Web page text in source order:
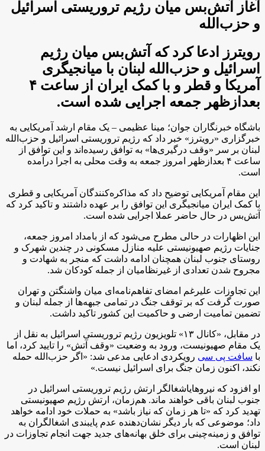
آغاز آتش‌بس میان رژیم تروریستی اسرائیل
و حزب‌الله
رویترز ادعا کرد که آتش‌بس میان رژیم
اسرائیل و حزب‌الله لبنان با میانجیگری
آمریکا و قطر و با کمک ایران از ساعت ۴
بعدازظهر جمعه اجرایی شده است.
باشگاه خبرنگاران جوان؛ مینا عظیمی – یک مقام ارشد آمریکایی به
خبرگزاری «رویترز» خبر داد که رژیم تروریستی اسرائیل و حزب‌الله
لبنان بر سر «وقف درگیری‌ها» به توافق رسیده‌اند و این توافق از
ساعت ۴ بعدازظهر امروز جمعه به وقت محلی به اجرا درآمده
است.
این مقام آمریکایی توضیح داد که مذاکره‌کنندگان آمریکایی و قطری
با کمک ایران میانجیگری این توافق را بر عهده داشتند و تاکید کرد که
آتش‌بس در حال حاضر عملا اجرایی شده است.
این اظهارات در حالی مطرح می‌شود که از بامداد امروز جمعه،
جنایات رژیم صهیونیستی علیه منازل مسکونی در چندین شهرک و
روستای جنوب لبنان همچنان ادامه داشت که منجر به شهادت و
مجروح شدن تعدادی از غیرنظامیان از جمله کودکان شد.
این تجاوزات علیرغم امضای تفاهم‌نامه‌ای میان واشنگتن و تهران
صورت گرفت که بر توقف جنگ در تمامی جبهه‌ها از جمله لبنان و
تضمین تمامیت ارضی و حاکمیت این کشور تاکید داشت.
در مقابل، «کانال ۱۳» تلویزیون رژیم تروریستی اسرائیل به نقل از
یک مقام صهیونیست، ورود به وضعیت «وقف آتش» را تایید کرد، اما
با سافت پی سی رویکردی ادعایی مدعی شد: «اگر حزب‌الله حمله
نکند، اکنون زمان جنگ برای اسرائیل نیست.»
او افزود که نیرو‌هایاشغالگر ارتش رژیم تروریستی اسرائیل در
جنوب لبنان باقی خواهند ماند. هم‌زمان، ارتش رژیم صهیونیستی
تهدید کرد که «تا هر زمان که نیاز باشد» به حملات خود ادامه خواهد
داد؛ موضوعی که بار دیگر نشان‌دهنده عدم پایبندی اشغالگران به
توافق و زمینه‌چینی برای خلق بهانه‌های جدید جهت انجام تجاوزات در
لبنان است.